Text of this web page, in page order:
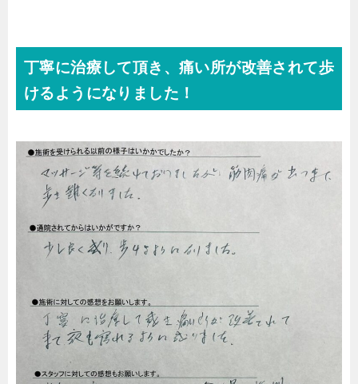
丁寧に治療して頂き、痛い所が改善されて歩
けるようになりました！